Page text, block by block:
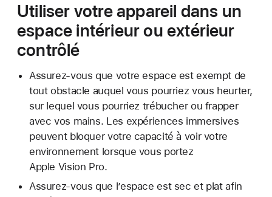
Utiliser votre appareil dans un
espace intérieur ou extérieur
contrôlé
Assurez-vous que votre espace est exempt de
tout obstacle auquel vous pourriez vous heurter,
sur lequel vous pourriez trébucher ou frapper
avec vos mains. Les expériences immersives
peuvent bloquer votre capacité à voir votre
environnement lorsque vous portez
Apple Vision Pro.
Assurez-vous que l’espace est sec et plat afin